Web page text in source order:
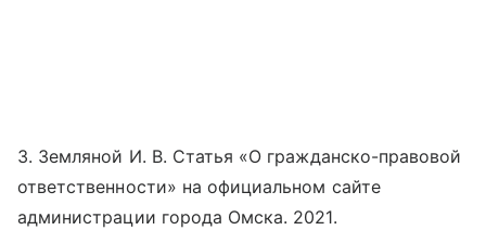
3. Земляной И. В. Статья «О гражданско-правовой
ответственности» на официальном сайте
администрации города Омска. 2021.